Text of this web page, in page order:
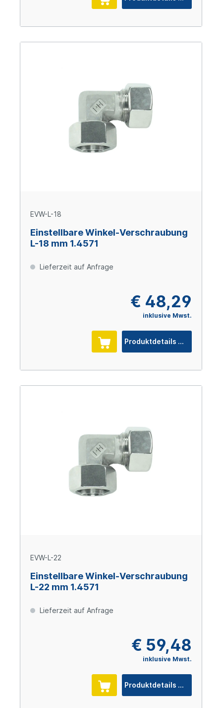
EVW-L-18
Einstellbare Winkel-Verschraubung
L-18 mm 1.4571
Lieferzeit auf Anfrage
€ 48,29
inklusive Mwst.
Produktdetails
EVW-L-22
Einstellbare Winkel-Verschraubung
L-22 mm 1.4571
Lieferzeit auf Anfrage
€ 59,48
inklusive Mwst.
Produktdetails